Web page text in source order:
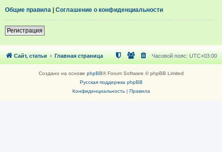
Общие правила | Соглашение о конфиденциальности
Регистрация
Сайт, статьи Главная страница Часовой пояс: UTC+03:00
Создано на основе phpBB® Forum Software © phpBB Limited
Русская поддержка phpBB
Конфиденциальность| Правила